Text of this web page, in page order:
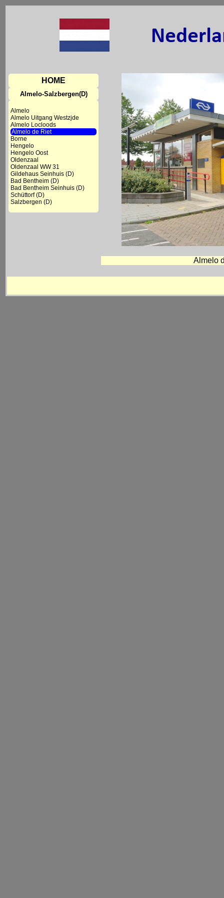
HOME
Almelo-Salzbergen(D)
Almelo
Almelo Uitgang Westzjde
Almelo Locloods
Almelo de Riet
Borne
Hengelo
Hengelo Oost
Oldenzaal
Oldenzaal WW 31
Gildehaus Seinhuis (D)
Bad Bentheim (D)
Bad Bentheim Seinhuis (D)
Schüttorf (D)
Salzbergen (D)
Almelo